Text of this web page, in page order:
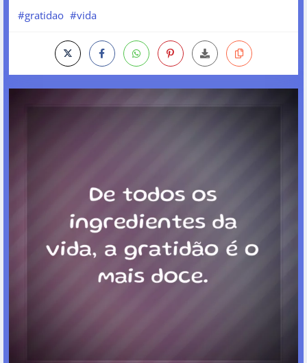
#gratidao #vida